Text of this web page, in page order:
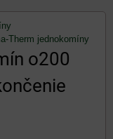
Therm jednokomíny
o200